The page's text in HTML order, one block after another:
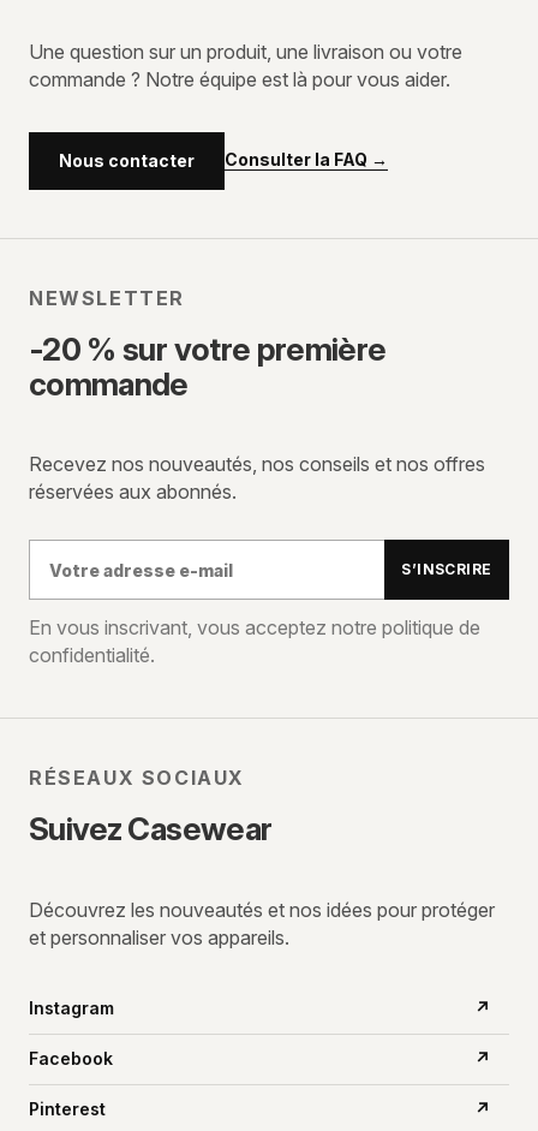
Une question sur un produit, une livraison ou votre
commande ? Notre équipe est là pour vous aider.
Nous contacter Consulter la FAQ →
NEWSLETTER
-20 % sur votre première
commande
Recevez nos nouveautés, nos conseils et nos offres
réservées aux abonnés.
e-
mail
S’INSCRIRE
En vous inscrivant, vous acceptez notre politique de
confidentialité.
RÉSEAUX SOCIAUX
Suivez Casewear
Découvrez les nouveautés et nos idées pour protéger
et personnaliser vos appareils.
Instagram ↗
Facebook ↗
Pinterest ↗